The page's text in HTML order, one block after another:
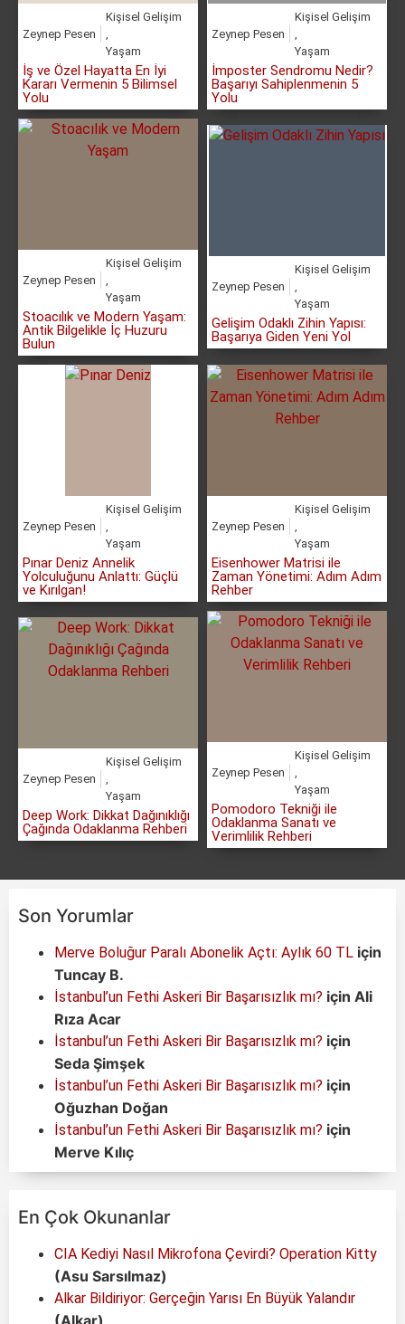
Zeynep Pesen
Kişisel Gelişim
Yaşam
İş ve Özel Hayatta En İyi
Kararı Vermenin 5 Bilimsel
Yolu
Zeynep Pesen
Kişisel Gelişim
Yaşam
İmposter Sendromu Nedir?
Başarıyı Sahiplenmenin 5
Yolu
Zeynep Pesen
Kişisel Gelişim
Yaşam
Stoacılık ve Modern Yaşam:
Antik Bilgelikle İç Huzuru
Bulun
Zeynep Pesen
Kişisel Gelişim
,
Yaşam
Gelişim Odaklı Zihin Yapısı:
Başarıya Giden Yeni Yol
Zeynep Pesen
Kişisel Gelişim
Yaşam
Pınar Deniz Annelik
Yolculuğunu Anlattı: Güçlü
ve Kırılgan!
Zeynep Pesen
Kişisel Gelişim
Yaşam
Eisenhower Matrisi ile
Zaman Yönetimi: Adım Adım
Rehber
Zeynep Pesen
Kişisel Gelişim
,
Yaşam
Deep Work: Dikkat Dağınıklığı
Çağında Odaklanma Rehberi
Zeynep Pesen
Kişisel Gelişim
Yaşam
Pomodoro Tekniği ile
Odaklanma Sanatı ve
Verimlilik Rehberi
Son Yorumlar
Merve Boluğur Paralı Abonelik Açtı: Aylık 60 TL için
Tuncay B.
İstanbul’un Fethi Askeri Bir Başarısızlık mı? için Ali
Rıza Acar
İstanbul’un Fethi Askeri Bir Başarısızlık mı? için
Seda Şimşek
İstanbul’un Fethi Askeri Bir Başarısızlık mı? için
Oğuzhan Doğan
İstanbul’un Fethi Askeri Bir Başarısızlık mı? için
Merve Kılıç
En Çok Okunanlar
CIA Kediyi Nasıl Mikrofona Çevirdi? Operation Kitty
(Asu Sarsılmaz)
Alkar Bildiriyor: Gerçeğin Yarısı En Büyük Yalandır
(Alkar)